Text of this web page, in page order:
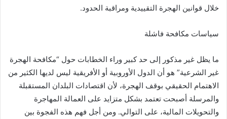
خلال قوانين الهجرة التقييدية ومراقبة الحدود.
سياسات مكافحة فاشلة
ما يظل غير مذكور إلى حد كبير وراء الخطابات حول “مكافحة الهجرة
غير الشرعية” هو أن الدول الأوروبية أو الأفريقية ليس لديها الكثير من
الاهتمام الحقيقي بوقف الهجرة، لأن اقتصادات البلدان المستقبلة
والمرسلة أصبحت تعتمد بشكل متزايد على العمالة المهاجرة
والتحويلات المالية، على التوالي. ومن أجل فهم هذه الفجوة بين